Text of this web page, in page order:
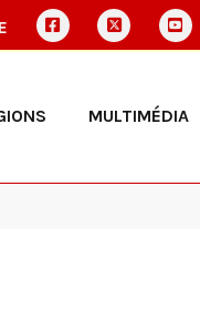
MULTIMÉDIA